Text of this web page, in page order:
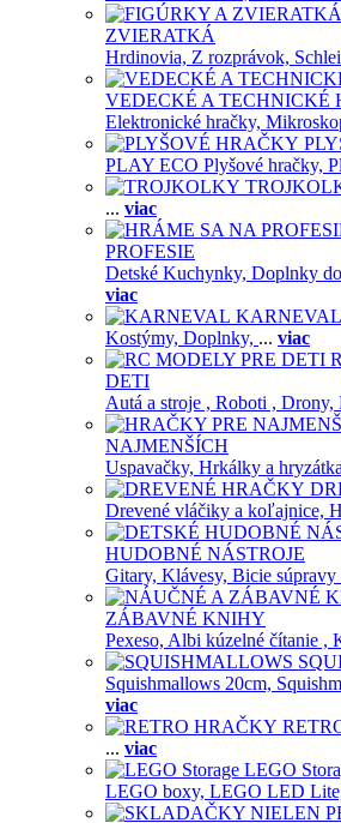
ZVIERATKÁ
Hrdinovia, Z rozprávok,
VEDECKÉ A TECHNICKÉ
Elektronické hračky,
PLAY ECO Plyšové hračky,
... viac
PROFESIE
Detské Kuchynky, Doplnky
viac
KARNEVAL
Kostýmy, Doplnky, ... viac
DETI
Autá a stroje , Roboti , Drony,
NAJMENŠÍCH
Uspavačky, Hrkálky a
Drevené vláčiky a koľajnice,
HUDOBNÉ NÁSTROJE
Gitary, Klávesy, Bicie súpravy
ZÁBAVNÉ KNIHY
Pexeso, Albi kúzelné čítanie ,
Squishmallows 20cm,
viac
... viac
LEGO
LEGO boxy, LEGO LED